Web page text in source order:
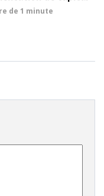
de 1 minute